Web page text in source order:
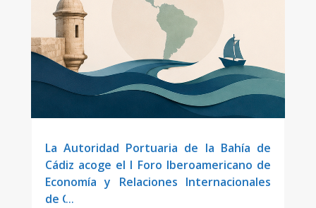
La Autoridad Portuaria de la Bahía de
Cádiz acoge el I Foro Iberoamericano de
Economía y Relaciones Internacionales
de Cádiz